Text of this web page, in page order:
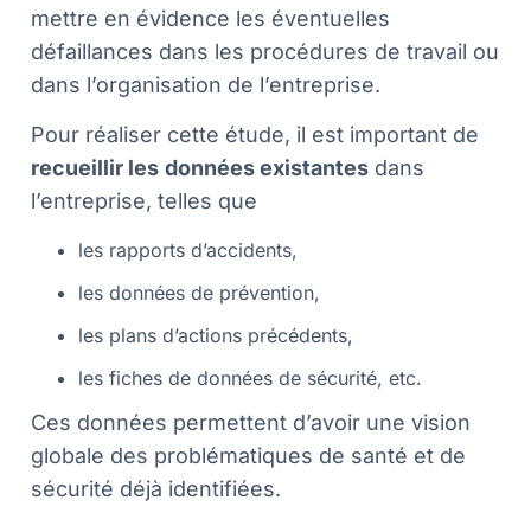
mettre en évidence les éventuelles
défaillances dans les procédures de travail ou
dans l’organisation de l’entreprise.
Pour réaliser cette étude, il est important de
recueillir les données existantes dans
l’entreprise, telles que
les rapports d’accidents,
les données de prévention,
les plans d’actions précédents,
les fiches de données de sécurité, etc.
Ces données permettent d’avoir une vision
globale des problématiques de santé et de
sécurité déjà identifiées.